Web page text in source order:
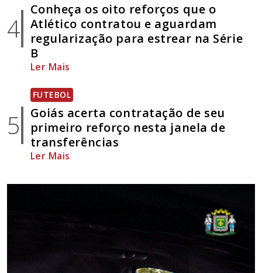
4
Conheça os oito reforços que o
Atlético contratou e aguardam
regularização para estrear na Série
B
Ler Mais
5
FUTEBOL
Goiás acerta contratação de seu
primeiro reforço nesta janela de
transferências
Ler Mais